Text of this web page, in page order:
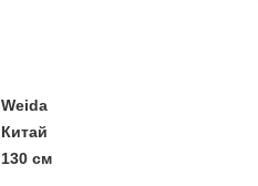
Weida
Китай
130 см